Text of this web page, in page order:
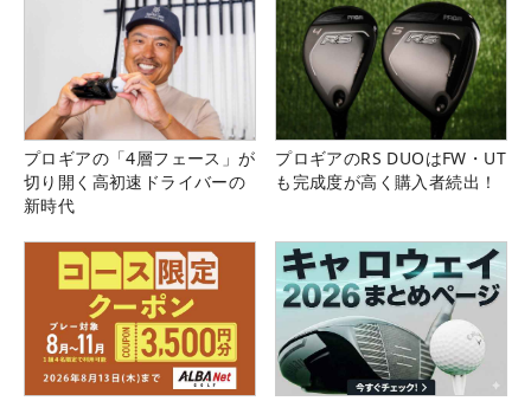
プロギアの「4層フェース」が
切り開く高初速ドライバーの
新時代
プロギアのRS DUOはFW・UT
も完成度が高く購入者続出！